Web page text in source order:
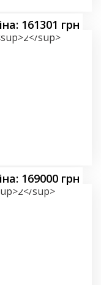
161301 грн
169000 грн